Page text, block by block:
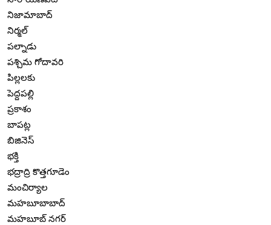
నిజామాబాద్
నిర్మల్
పల్నాడు
పశ్చిమ గోదావరి
పిల్లలకు
పెద్దపల్లి
ప్రకాశం
బాపట్ల
బిజినెస్
భక్తి
భద్రాద్రి కొత్తగూడెం
మంచిర్యాల
మహబూబాబాద్
మహబూబ్ నగర్